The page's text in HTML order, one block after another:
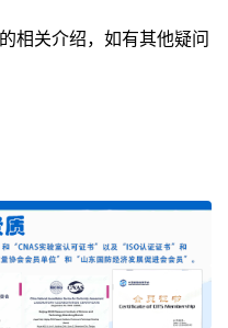
的相关介绍，如有其他疑问